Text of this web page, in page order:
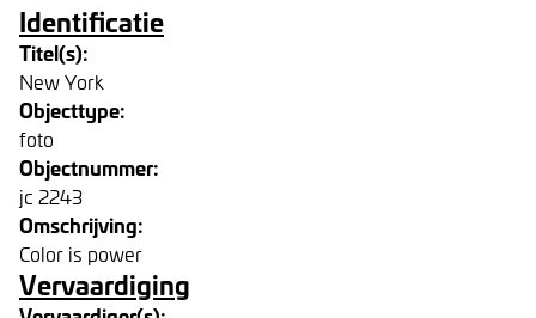
Identificatie
Titel(s):
New York
Objecttype:
foto
Objectnummer:
jc 2243
Omschrijving:
Color is power
Vervaardiging